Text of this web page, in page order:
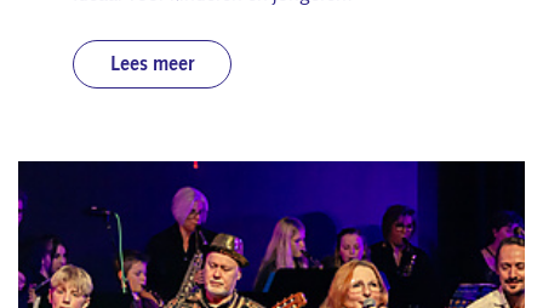
Lees meer